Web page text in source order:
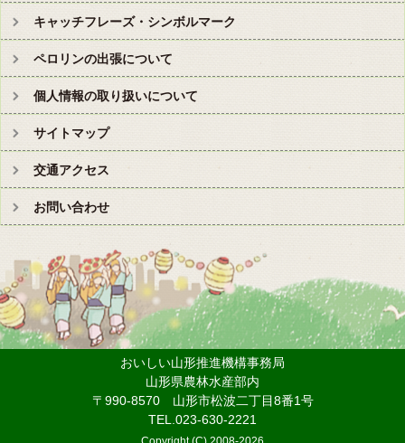
キャッチフレーズ・シンボルマーク
ペロリンの出張について
個人情報の取り扱いについて
サイトマップ
交通アクセス
お問い合わせ
おいしい山形推進機構事務局
山形県農林水産部内
〒990-8570 山形市松波二丁目8番1号
TEL.023-630-2221